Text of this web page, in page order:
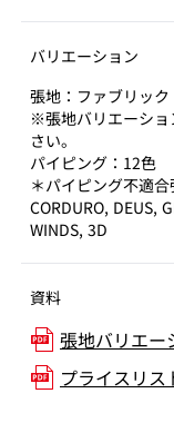
バリエーション
張地：ファブリッ
※張地バリエーショ
さい。
パイピング：12色
＊パイピング不適合
CORDURO, DEUS,
WINDS, 3D
資料
張地バリエー
プライスリス